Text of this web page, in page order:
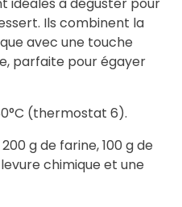
idéales à déguster pour
Ils combinent la
avec une touche
parfaite pour égayer
(thermostat 6).
g de farine, 100 g de
chimique et une